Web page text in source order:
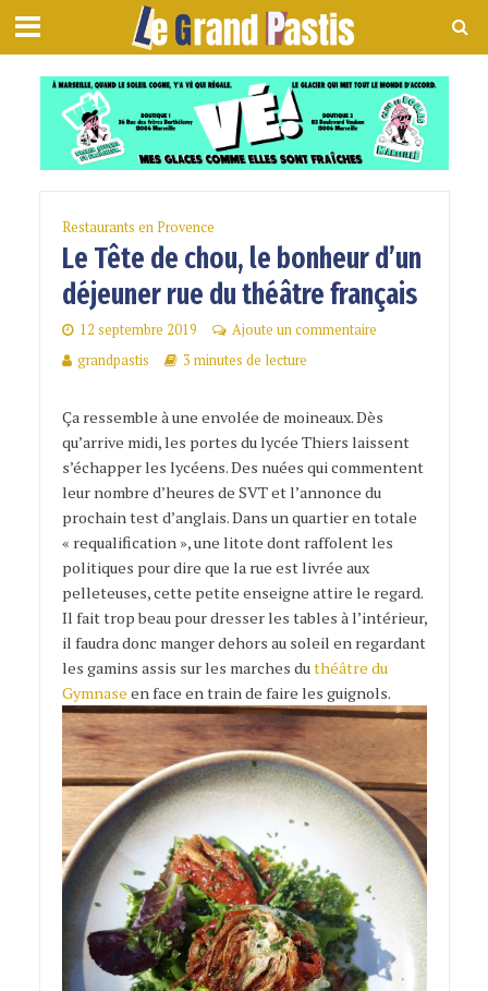
Restaurants en Provence
Le Tête de chou, le bonheur d’un
déjeuner rue du théâtre français
12 septembre 2019
Ajoute un commentaire
grandpastis
3 minutes de lecture
Ça ressemble à une envolée de moineaux. Dès
qu’arrive midi, les portes du lycée Thiers laissent
s’échapper les lycéens. Des nuées qui commentent
leur nombre d’heures de SVT et l’annonce du
prochain test d’anglais. Dans un quartier en totale
« requalification », une litote dont raffolent les
politiques pour dire que la rue est livrée aux
pelleteuses, cette petite enseigne attire le regard.
Il fait trop beau pour dresser les tables à l’intérieur,
il faudra donc manger dehors au soleil en regardant
les gamins assis sur les marches duthéâtre du
Gymnase en face en train de faire les guignols.